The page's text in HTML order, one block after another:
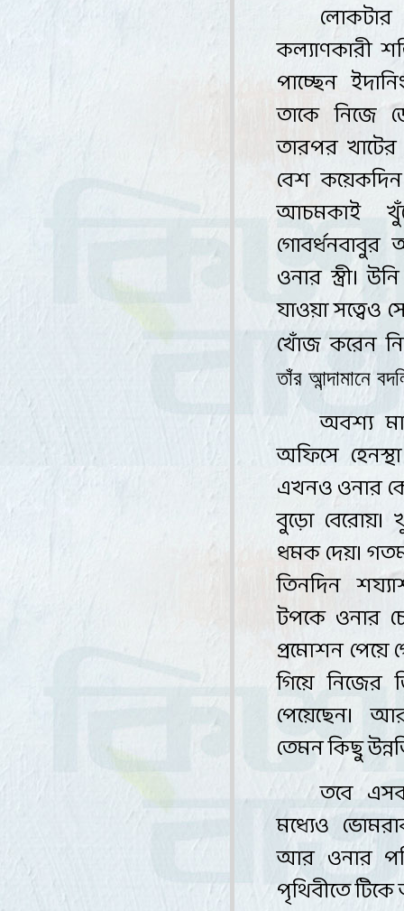
কল্যাণকারী
পাচ্ছেন
তাকে নিজে
তারপর খাটের
বেশ
আচমকাই
ওনার স্ত্রী।
যাওয়া সত্বেও
খোঁজ করেন
তাঁর আন্দামানে
অবশ্য
অফিসে
এখনও ওনার
বুড়ো বেরোয়।
ধমক দেয়।
তিনদিন
টপকে ওনার
প্রমোশন পেয়ে
গিয়ে নিজের
পেয়েছেন।
তেমন কিছু
তবে
মধ্যেও
আর ওনার
পৃথিবীতে